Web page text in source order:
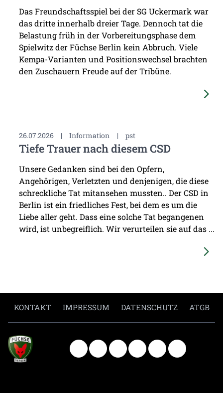
Das Freundschaftsspiel bei der SG Uckermark war
das dritte innerhalb dreier Tage. Dennoch tat die
Belastung früh in der Vorbereitungsphase dem
Spielwitz der Füchse Berlin kein Abbruch. Viele
Kempa-Varianten und Positionswechsel brachten
den Zuschauern Freude auf der Tribüne.
26.07.2026 | Information | pst
Tiefe Trauer nach diesem CSD
Unsere Gedanken sind bei den Opfern,
Angehörigen, Verletzten und denjenigen, die diese
schreckliche Tat mitansehen mussten.. Der CSD in
Berlin ist ein friedliches Fest, bei dem es um die
Liebe aller geht. Dass eine solche Tat begangenen
wird, ist unbegreiflich. Wir verurteilen sie auf das ...
KONTAKT IMPRESSUM DATENSCHUTZ ATGB